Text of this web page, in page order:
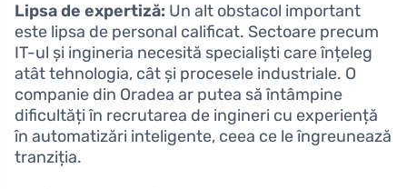
Lipsa de expertiză: Un alt obstacol important
este lipsa de personal calificat. Sectoare precum
IT-ul și ingineria necesită specialiști care înțeleg
atât tehnologia, cât și procesele industriale. O
companie din Oradea ar putea să întâmpine
dificultăți în recrutarea de ingineri cu experiență
în automatizări inteligente, ceea ce le îngreunează
tranziția.